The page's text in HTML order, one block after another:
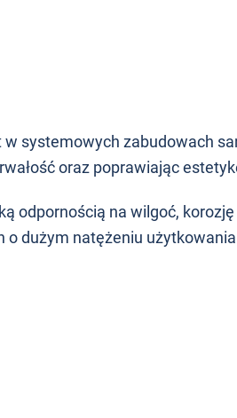
systemowych zabudowach
oraz poprawiając
odpornością na wilgoć,
o dużym natężeniu